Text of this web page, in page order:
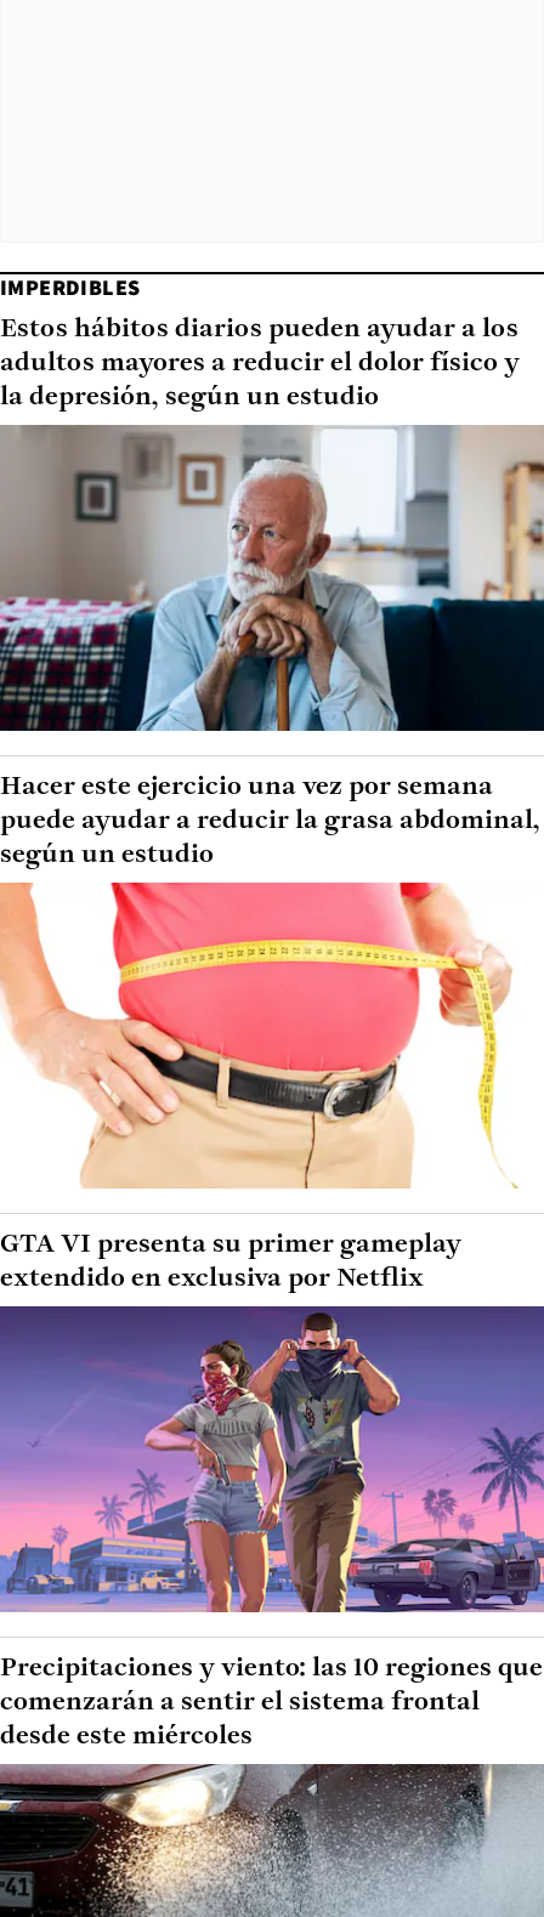
IMPERDIBLES
Estos hábitos diarios pueden ayudar a los
adultos mayores a reducir el dolor físico y
la depresión, según un estudio
Hacer este ejercicio una vez por semana
puede ayudar a reducir la grasa abdominal,
según un estudio
GTA VI presenta su primer gameplay
extendido en exclusiva por Netflix
Precipitaciones y viento: las 10 regiones que
comenzarán a sentir el sistema frontal
desde este miércoles